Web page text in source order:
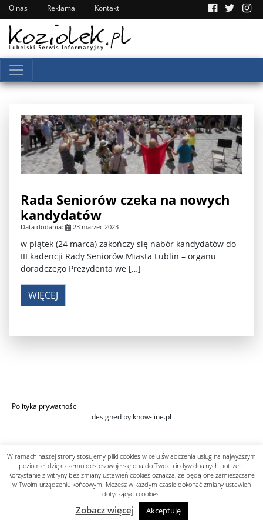
O nas Reklama Kontakt
Rada Seniorów czeka na nowych
kandydatów
Data dodania: 23 marzec 2023
w piątek (24 marca) zakończy się nabór kandydatów do
III kadencji Rady Seniorów Miasta Lublin – organu
doradczego Prezydenta we […]
WIĘCEJ
Polityka prywatności
designed by know-line.pl
W ramach naszej strony stosujemy pliki cookies w celu świadczenia usług na najwyższym
poziomie, dzięki czemu dostosowuje się ona do Twoich indywidualnych potrzeb.
Korzystanie z witryny bez zmiany ustawień cookies oznacza, że będą one zamieszczane
w Twoim urządzeniu końcowym. Możesz w każdym czasie dokonać zmiany ustawień
dotyczących cookies.
Zobacz więcej Akceptuję